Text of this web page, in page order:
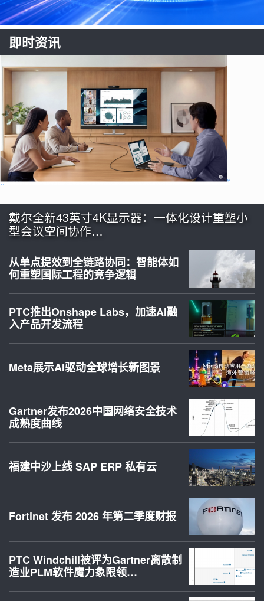
即时资讯
戴尔全新43英寸4K显示器：一体化设计重塑小
型会议空间协作…
从单点提效到全链路协同：智能体如
何重塑国际工程的竞争逻辑
PTC推出Onshape Labs，加速AI融
入产品开发流程
Meta展示AI驱动全球增长新图景
Gartner发布2026中国网络安全技术
成熟度曲线
福建中沙上线 SAP ERP 私有云
Fortinet 发布 2026 年第二季度财报
PTC Windchill被评为Gartner离散制
造业PLM软件魔力象限领…